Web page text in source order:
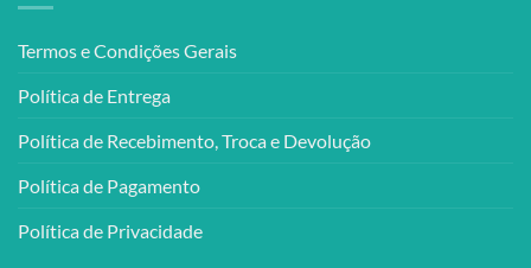
Termos e Condições Gerais
Política de Entrega
Política de Recebimento, Troca e Devolução
Política de Pagamento
Política de Privacidade